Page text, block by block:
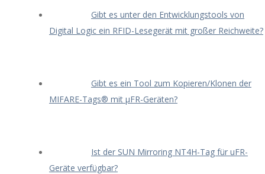
Gibt es unter den Entwicklungstools von
Digital Logic ein RFID-Lesegerät mit großer Reichweite?
Gibt es ein Tool zum Kopieren/Klonen der
MIFARE-Tags® mit μFR-Geräten?
Ist der SUN Mirroring NT4H-Tag für uFR-
Geräte verfügbar?